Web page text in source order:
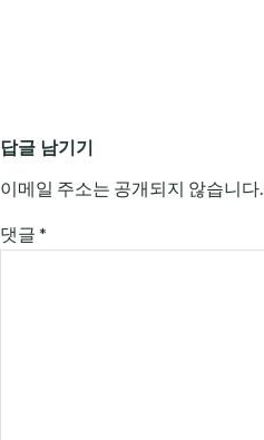
답글 남기기
이메일 주소는 공개되지 않습니다.
댓글 *